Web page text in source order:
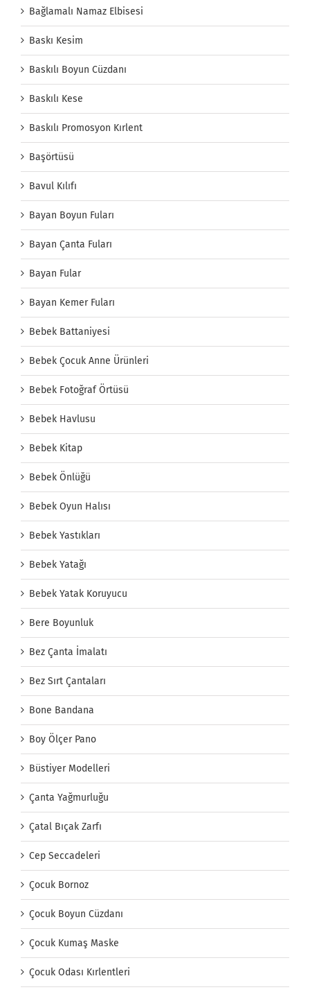
Bağlamalı Namaz Elbisesi
Baskı Kesim
Baskılı Boyun Cüzdanı
Baskılı Kese
Baskılı Promosyon Kırlent
Başörtüsü
Bavul Kılıfı
Bayan Boyun Fuları
Bayan Çanta Fuları
Bayan Fular
Bayan Kemer Fuları
Bebek Battaniyesi
Bebek Çocuk Anne Ürünleri
Bebek Fotoğraf Örtüsü
Bebek Havlusu
Bebek Kitap
Bebek Önlüğü
Bebek Oyun Halısı
Bebek Yastıkları
Bebek Yatağı
Bebek Yatak Koruyucu
Bere Boyunluk
Bez Çanta İmalatı
Bez Sırt Çantaları
Bone Bandana
Boy Ölçer Pano
Büstiyer Modelleri
Çanta Yağmurluğu
Çatal Bıçak Zarfı
Cep Seccadeleri
Çocuk Bornoz
Çocuk Boyun Cüzdanı
Çocuk Kumaş Maske
Çocuk Odası Kırlentleri